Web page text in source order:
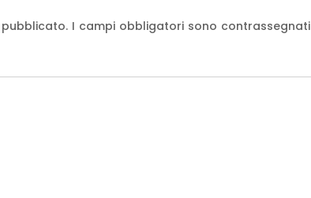
I campi obbligatori sono contrassegnati